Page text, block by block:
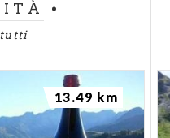
13.49 km